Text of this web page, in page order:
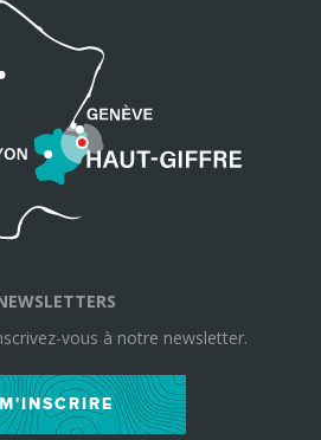
vous à notre newsletter.